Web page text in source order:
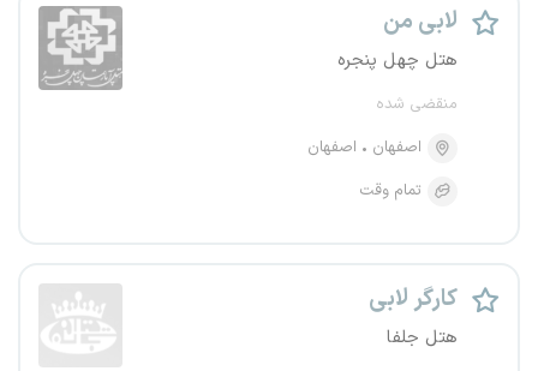
لابی من
هتل چهل پنجره
منقضی شده
اصفهان
اصفهان
تمام وقت
کارگر لابی
هتل جلفا